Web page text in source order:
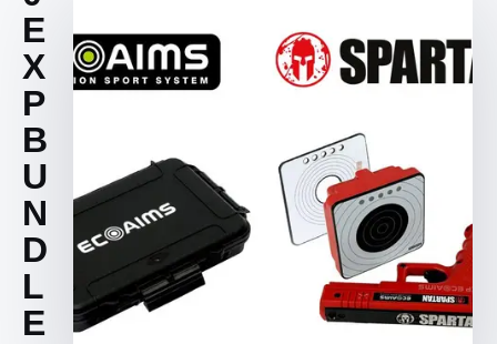
E
X
P
B
U
N
D
L
E